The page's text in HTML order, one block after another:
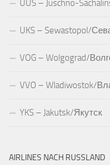
UUS – Juschno-
UKS – Sewastopol/
VOG – Wolgograd/
VVO – Wladiwostok/
YKS – Jakutsk/Якутск
AIRLINES NACH RUSSLAND